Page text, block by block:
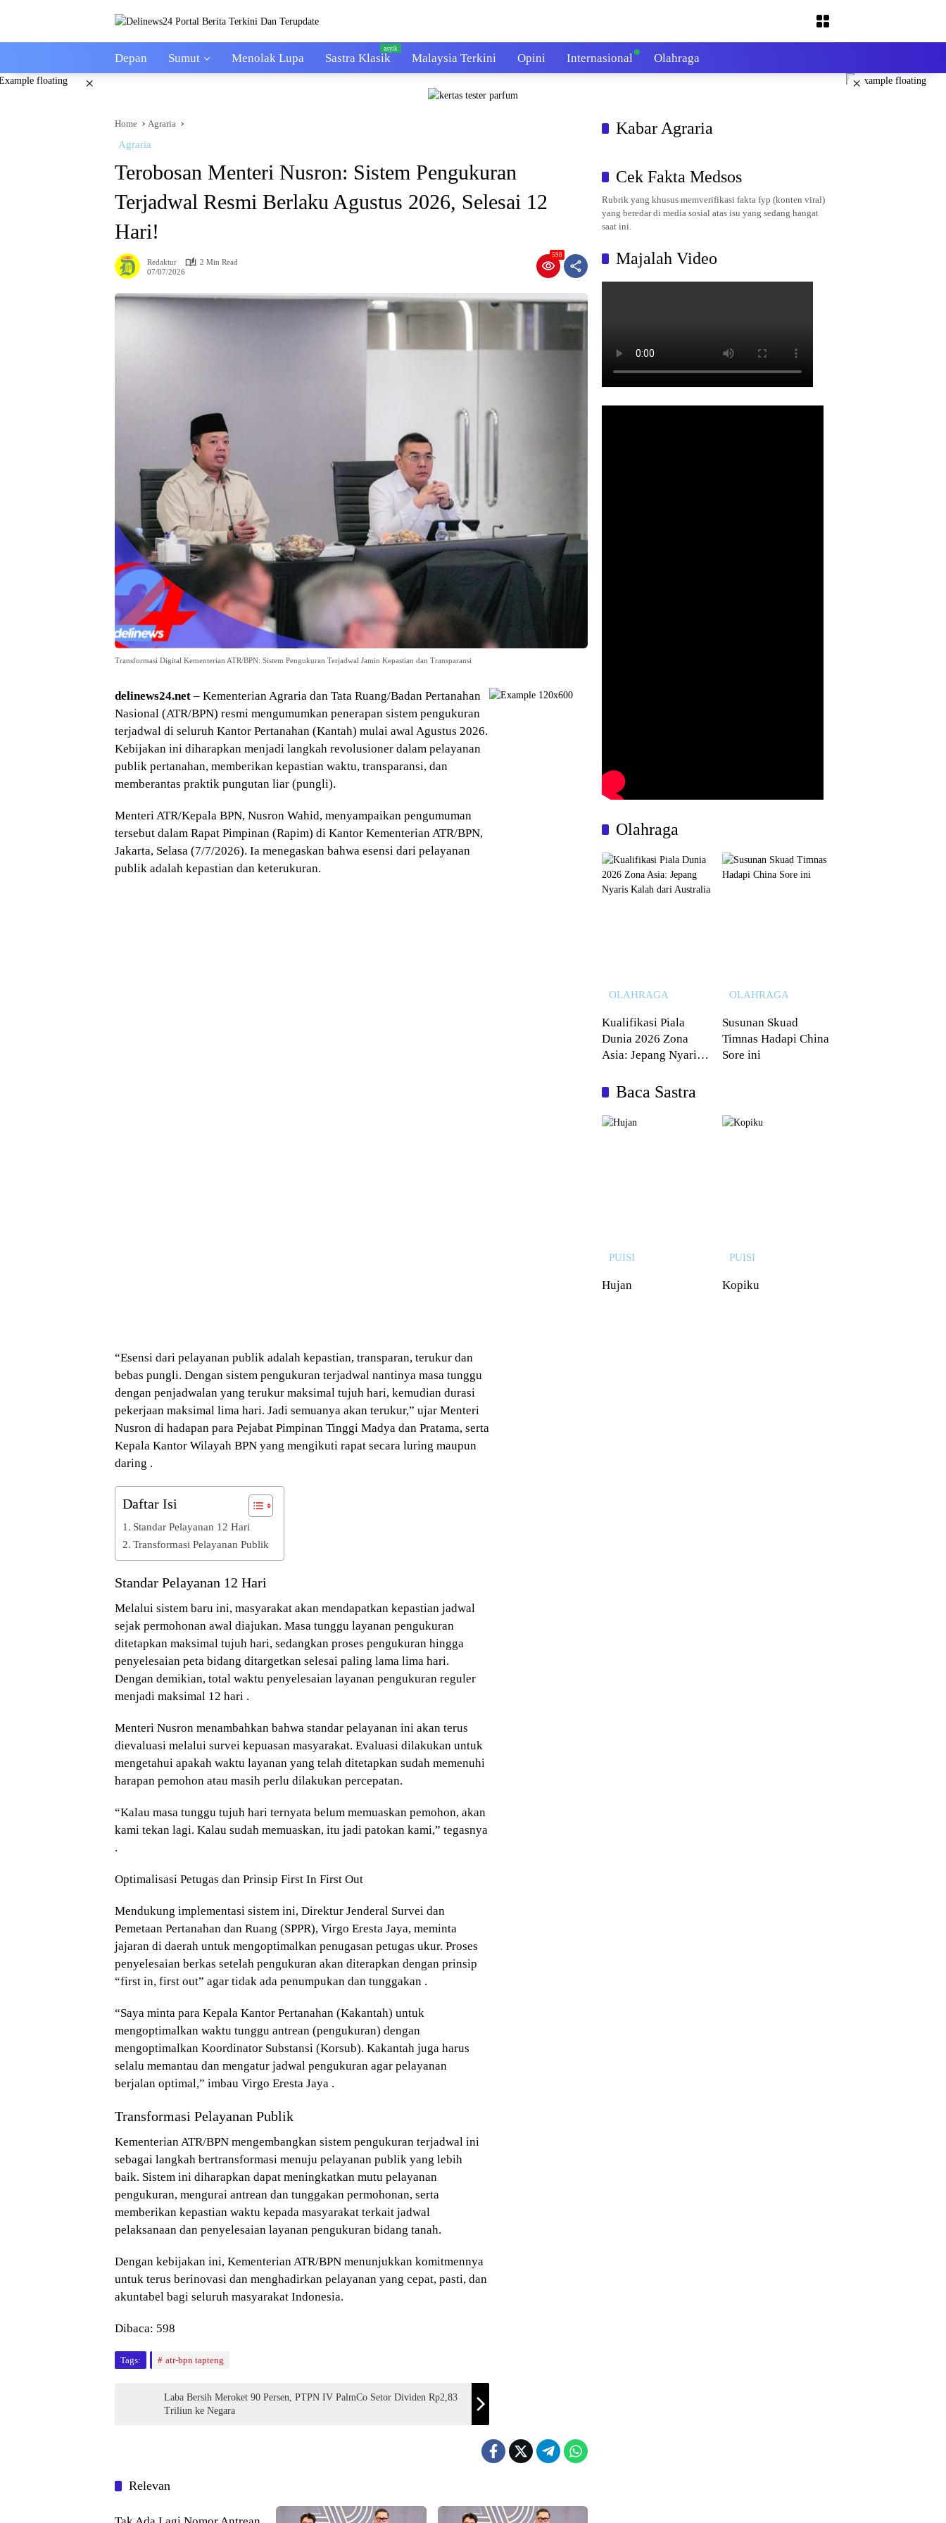
Depan Sumut Menolak Lupa Sastra Klasik Malaysia Terkini Opini Internasional Olahraga
× ×
Home Agraria
Agraria
Terobosan Menteri Nusron: Sistem Pengukuran
Terjadwal Resmi Berlaku Agustus 2026, Selesai 12
Hari!
Redaktur
2 Min Read
07/07/2026
598
Transformasi Digital Kementerian ATR/BPN: Sistem Pengukuran Terjadwal Jamin Kepastian dan Transparansi
delinews24.net – Kementerian Agraria dan Tata Ruang/Badan Pertanahan
Nasional (ATR/BPN) resmi mengumumkan penerapan sistem pengukuran
terjadwal di seluruh Kantor Pertanahan (Kantah) mulai awal Agustus 2026.
Kebijakan ini diharapkan menjadi langkah revolusioner dalam pelayanan
publik pertanahan, memberikan kepastian waktu, transparansi, dan
memberantas praktik pungutan liar (pungli).
Menteri ATR/Kepala BPN, Nusron Wahid, menyampaikan pengumuman
tersebut dalam Rapat Pimpinan (Rapim) di Kantor Kementerian ATR/BPN,
Jakarta, Selasa (7/7/2026). Ia menegaskan bahwa esensi dari pelayanan
publik adalah kepastian dan keterukuran.
“Esensi dari pelayanan publik adalah kepastian, transparan, terukur dan
bebas pungli. Dengan sistem pengukuran terjadwal nantinya masa tunggu
dengan penjadwalan yang terukur maksimal tujuh hari, kemudian durasi
pekerjaan maksimal lima hari. Jadi semuanya akan terukur,” ujar Menteri
Nusron di hadapan para Pejabat Pimpinan Tinggi Madya dan Pratama, serta
Kepala Kantor Wilayah BPN yang mengikuti rapat secara luring maupun
daring .
Daftar Isi
Standar Pelayanan 12 Hari
Transformasi Pelayanan Publik
Standar Pelayanan 12 Hari
Melalui sistem baru ini, masyarakat akan mendapatkan kepastian jadwal
sejak permohonan awal diajukan. Masa tunggu layanan pengukuran
ditetapkan maksimal tujuh hari, sedangkan proses pengukuran hingga
penyelesaian peta bidang ditargetkan selesai paling lama lima hari.
Dengan demikian, total waktu penyelesaian layanan pengukuran reguler
menjadi maksimal 12 hari .
Menteri Nusron menambahkan bahwa standar pelayanan ini akan terus
dievaluasi melalui survei kepuasan masyarakat. Evaluasi dilakukan untuk
mengetahui apakah waktu layanan yang telah ditetapkan sudah memenuhi
harapan pemohon atau masih perlu dilakukan percepatan.
“Kalau masa tunggu tujuh hari ternyata belum memuaskan pemohon, akan
kami tekan lagi. Kalau sudah memuaskan, itu jadi patokan kami,” tegasnya
.
Optimalisasi Petugas dan Prinsip First In First Out
Mendukung implementasi sistem ini, Direktur Jenderal Survei dan
Pemetaan Pertanahan dan Ruang (SPPR), Virgo Eresta Jaya, meminta
jajaran di daerah untuk mengoptimalkan penugasan petugas ukur. Proses
penyelesaian berkas setelah pengukuran akan diterapkan dengan prinsip
“first in, first out” agar tidak ada penumpukan dan tunggakan .
“Saya minta para Kepala Kantor Pertanahan (Kakantah) untuk
mengoptimalkan waktu tunggu antrean (pengukuran) dengan
mengoptimalkan Koordinator Substansi (Korsub). Kakantah juga harus
selalu memantau dan mengatur jadwal pengukuran agar pelayanan
berjalan optimal,” imbau Virgo Eresta Jaya .
Transformasi Pelayanan Publik
Kementerian ATR/BPN mengembangkan sistem pengukuran terjadwal ini
sebagai langkah bertransformasi menuju pelayanan publik yang lebih
baik. Sistem ini diharapkan dapat meningkatkan mutu pelayanan
pengukuran, mengurai antrean dan tunggakan permohonan, serta
memberikan kepastian waktu kepada masyarakat terkait jadwal
pelaksanaan dan penyelesaian layanan pengukuran bidang tanah.
Dengan kebijakan ini, Kementerian ATR/BPN menunjukkan komitmennya
untuk terus berinovasi dan menghadirkan pelayanan yang cepat, pasti, dan
akuntabel bagi seluruh masyarakat Indonesia.
Dibaca: 598
Tags: atr-bpn tapteng
Laba Bersih Meroket 90 Persen, PTPN IV PalmCo Setor Dividen Rp2,83
Triliun ke Negara
Relevan
Agraria
Kabar Agraria
Cek Fakta Medsos
Rubrik yang khusus memverifikasi fakta fyp (konten viral)
yang beredar di media sosial atas isu yang sedang hangat
saat ini.
Majalah Video
Olahraga
OLAHRAGA
Kualifikasi Piala
Dunia 2026 Zona
Asia: Jepang Nyaris
OLAHRAGA
Susunan Skuad
Timnas Hadapi China
Sore ini
Baca Sastra
PUISI
Hujan
PUISI
Kopiku